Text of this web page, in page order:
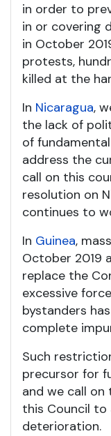
in order to
in or covering
in October
protests,
killed at the
In Nicaragua,
the lack of
of
address the
call on this
resolution on
continues to
In Guinea,
October 2019
replace the
excessive
bystanders
complete
Such
precursor for
and we call
this Council
deterioration.